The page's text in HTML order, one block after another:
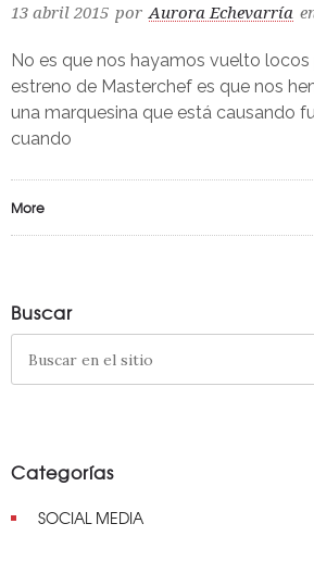
13 abril 2015 por Aurora Echevarría
No es que nos hayamos vuelto
estreno de Masterchef es que nos
una marquesina que está causando
cuando
More
Buscar
Categorías
SOCIAL MEDIA